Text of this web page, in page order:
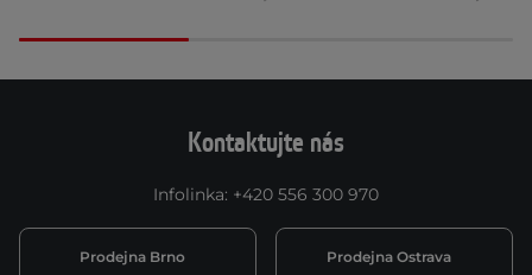
Kontaktujte nás
Infolinka: +420 556 300 970
Prodejna Brno Prodejna Ostrava